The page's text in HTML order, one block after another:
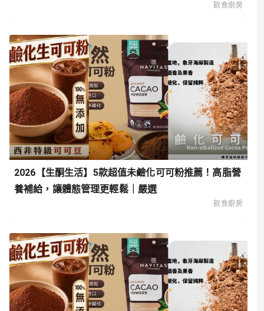
飲食廚房
2026【生酮生活】5款超值未鹼化可可粉推薦！高脂營
養補給，讓體態管理更輕鬆｜嚴選
飲食廚房